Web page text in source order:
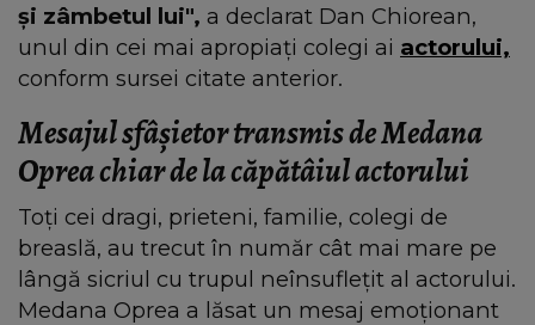
şi zâmbetul lui", a declarat Dan Chiorean,
unul din cei mai apropiați colegi ai actorului,
conform sursei citate anterior.
Mesajul sfâșietor transmis de Medana
Oprea chiar de la căpătâiul actorului
Toți cei dragi, prieteni, familie, colegi de
breaslă, au trecut în număr cât mai mare pe
lângă sicriul cu trupul neînsuflețit al actorului.
Medana Oprea a lăsat un mesaj emoționant